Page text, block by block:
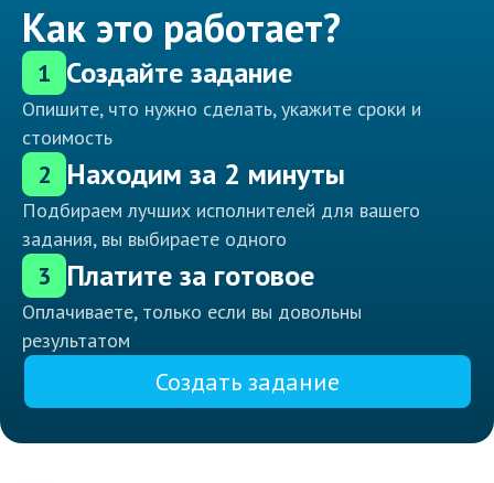
Как это работает?
1 Создайте задание
Опишите, что нужно сделать, укажите сроки и
стоимость
2 Находим за 2 минуты
Подбираем лучших исполнителей для вашего
задания, вы выбираете одного
3 Платите за готовое
Оплачиваете, только если вы довольны
результатом
Создать задание